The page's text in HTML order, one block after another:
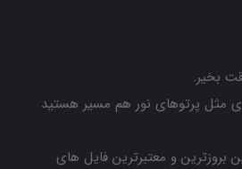
بخیر.
مثل پرتوهای نور هم مسیر هستید
بروزترین و معتبرترین فایل های